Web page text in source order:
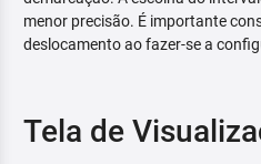
menor precisão. É importante
deslocamento ao fazer-se a
Tela de